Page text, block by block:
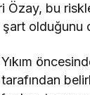
Özay, bu
olduğunu
Yıkım
tarafından